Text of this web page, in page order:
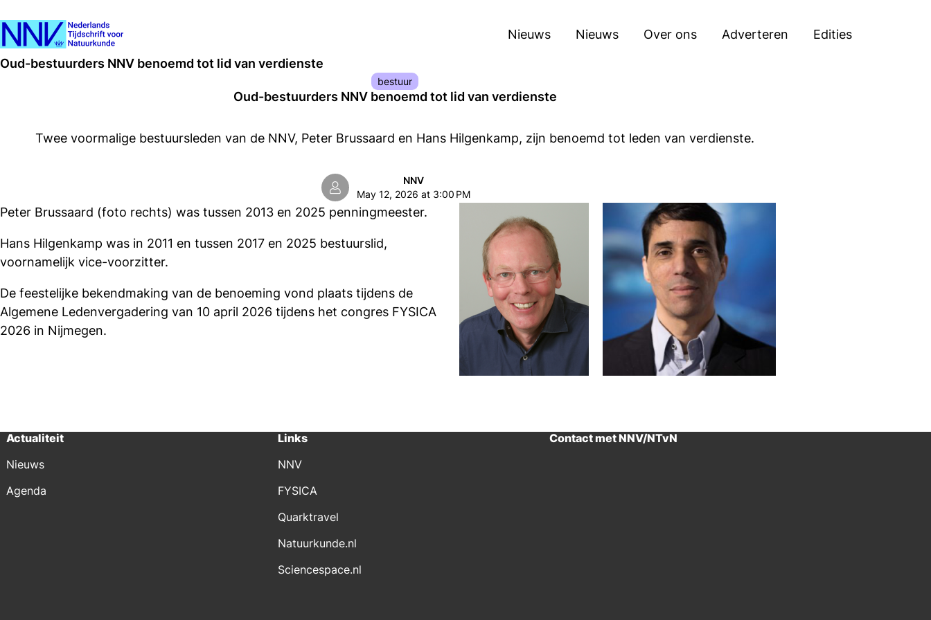
Nieuws Nieuws Over ons Adverteren Edities
Oud-bestuurders NNV benoemd tot lid van verdienste
bestuur
Oud-bestuurders NNV benoemd tot lid van verdienste
Twee voormalige bestuursleden van de NNV, Peter Brussaard en Hans Hilgenkamp, zijn benoemd tot leden van verdienste.
NNV
May 12, 2026 at 3:00 PM
Peter Brussaard (foto rechts) was tussen 2013 en 2025 penningmeester.
Hans Hilgenkamp was in 2011 en tussen 2017 en 2025 bestuurslid,
voornamelijk vice-voorzitter.
De feestelijke bekendmaking van de benoeming vond plaats tijdens de
Algemene Ledenvergadering van 10 april 2026 tijdens het congres FYSICA
2026 in Nijmegen.
Actualiteit
Nieuws
Agenda
Links
NNV
FYSICA
Quarktravel
Natuurkunde.nl
Sciencespace.nl
Contact met NNV/NTvN